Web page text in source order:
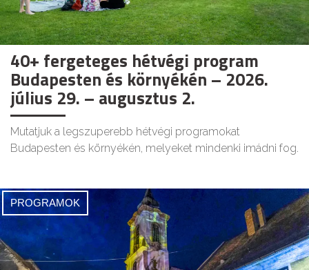
40+ fergeteges hétvégi program
Budapesten és környékén – 2026.
július 29. – augusztus 2.
Mutatjuk a legszuperebb hétvégi programokat
Budapesten és környékén, melyeket mindenki imádni fog.
PROGRAMOK